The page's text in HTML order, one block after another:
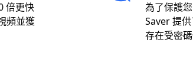
倍更快
頻並獲
為了保護
Saver 提
存在受密